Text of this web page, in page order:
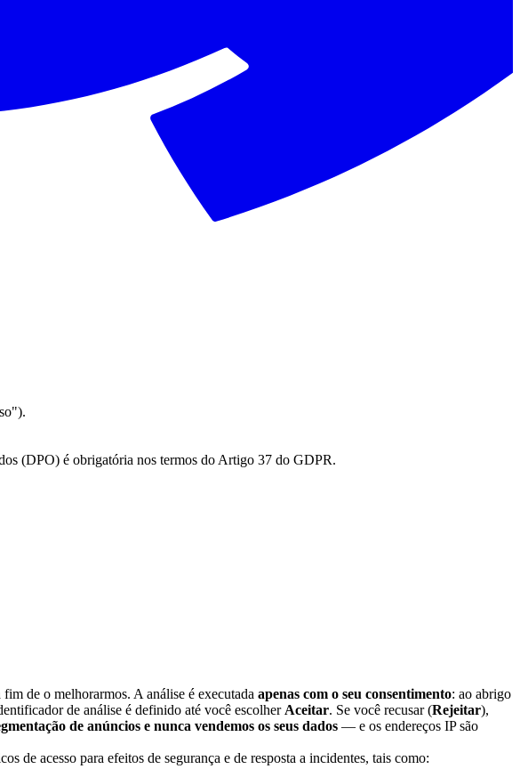
(DPO) é obrigatória nos termos do Artigo 37 do GDPR.
de o melhorarmos. A análise é executada apenas com o seu consentimento: ao abrigo
de análise é definido até você escolher Aceitar. Se você recusar (Rejeitar),
de anúncios e nunca vendemos os seus dados — e os endereços IP são
de acesso para efeitos de segurança e de resposta a incidentes, tais como: